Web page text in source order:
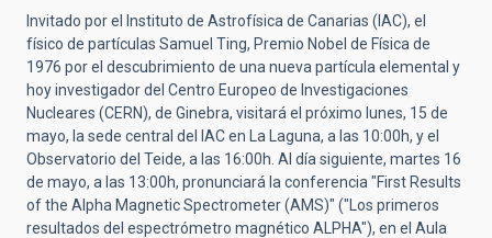
Invitado por el Instituto de Astrofísica de Canarias (IAC), el
físico de partículas Samuel Ting, Premio Nobel de Física de
1976 por el descubrimiento de una nueva partícula elemental y
hoy investigador del Centro Europeo de Investigaciones
Nucleares (CERN), de Ginebra, visitará el próximo lunes, 15 de
mayo, la sede central del IAC en La Laguna, a las 10:00h, y el
Observatorio del Teide, a las 16:00h. Al día siguiente, martes 16
de mayo, a las 13:00h, pronunciará la conferencia "First Results
of the Alpha Magnetic Spectrometer (AMS)" ("Los primeros
resultados del espectrómetro magnético ALPHA"), en el Aula